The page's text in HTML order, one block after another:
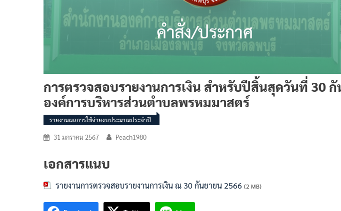
การตรวจสอบรายงานการเงิน สำหรับปีสิ้นสุดวันที่ 30
องค์การบริหารส่วนตำบลพรหมมาสตร์
รายงานผลการใช้จ่ายงบประมาณประจำปี
31 มกราคม 2567 Peach1980
เอกสารแนบ
รายงานการตรวจสอบรายงานการเงิน ณ 30 กันยายน 2566 (2 MB)